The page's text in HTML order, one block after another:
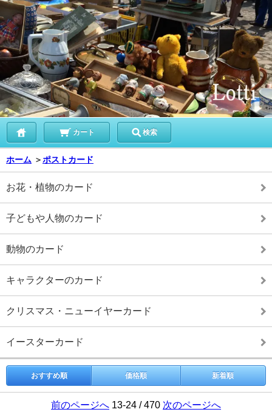
カート 検索
ホーム ＞ポストカード
お花・植物のカード
子どもや人物のカード
動物のカード
キャラクターのカード
クリスマス・ニューイヤーカード
イースターカード
おすすめ順 価格順 新着順
前のページへ 13-24 / 470 次のページへ